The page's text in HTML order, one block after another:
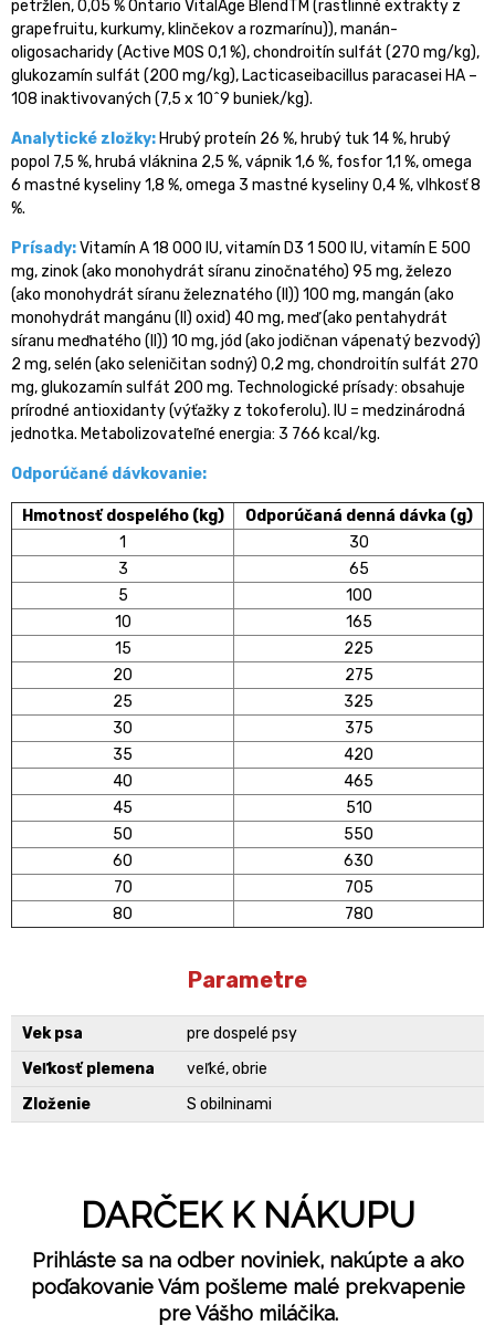
petržlen, 0,05 % Ontario VitalAge BlendTM (rastlinné extrakty z
grapefruitu, kurkumy, klinčekov a rozmarínu)), manán-
oligosacharidy (Active MOS 0,1 %), chondroitín sulfát (270 mg/kg),
glukozamín sulfát (200 mg/kg), Lacticaseibacillus paracasei HA –
108 inaktivovaných (7,5 x 10^9 buniek/kg).
Analytické zložky: Hrubý proteín 26 %, hrubý tuk 14 %, hrubý
popol 7,5 %, hrubá vláknina 2,5 %, vápnik 1,6 %, fosfor 1,1 %, omega
6 mastné kyseliny 1,8 %, omega 3 mastné kyseliny 0,4 %, vlhkosť 8
%.
Prísady:Vitamín A 18 000 IU, vitamín D3 1 500 IU, vitamín E 500
mg, zinok (ako monohydrát síranu zinočnatého) 95 mg, železo
(ako monohydrát síranu železnatého (II)) 100 mg, mangán (ako
monohydrát mangánu (II) oxid) 40 mg, meď (ako pentahydrát
síranu meďnatého (II)) 10 mg, jód (ako jodičnan vápenatý bezvodý)
2 mg, selén (ako seleničitan sodný) 0,2 mg, chondroitín sulfát 270
mg, glukozamín sulfát 200 mg. Technologické prísady: obsahuje
prírodné antioxidanty (výťažky z tokoferolu). IU = medzinárodná
jednotka. Metabolizovateľné energia: 3 766 kcal/kg.
Odporúčané dávkovanie:
Hmotnosť dospelého (kg)
Odporúčaná denná dávka (g)
1
30
3
65
5
100
10
165
15
225
20
275
25
325
30
375
35
420
40
465
45
510
50
550
60
630
70
705
80
780
Parametre
Vek psa
pre dospelé psy
Veľkosť plemena
veľké, obrie
Zloženie
S obilninami
DARČEK K NÁKUPU
Prihláste sa na odber noviniek, nakúpte a ako
poďakovanie Vám pošleme malé prekvapenie
pre Vášho miláčika.